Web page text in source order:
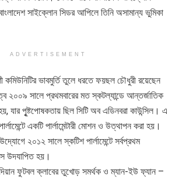
সাইক্লোন সিডর আপিলে তিনি অসামান্য ভুমিকা
ADVERTISEMENT
কমিউনিটির ভাবমুর্তি তুলে ধরতে ফয়ছল চৌধুরী রয়েছেন
২০০৯ সালে প্রথমবারের মত স্কটল্যান্ডে আন্তর্জাতিক
যার পুৃষ্টপোষকতায় ছিল সিটি অব এডিনবরা কাউন্সিল। এ
একটি পার্লামেন্টারী মোশন ও উত্থাপন করা হয়।
২০১২ সালে স্কটিশ পার্লামেন্টে সর্বপ্রথম
উদযাপিত হয়।
ফুটবল ক্লাবের তুখোড় সমর্থক ও ম্যান-ইউ ফ্যান –